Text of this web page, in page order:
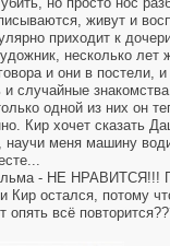
живут и
приходит к
несколько лет
и они в постели,
и случайные
одной из них он
Кир хочет сказать
научи меня машину
- НЕ НРАВИТСЯ!!!
Кир остался, потому
всё